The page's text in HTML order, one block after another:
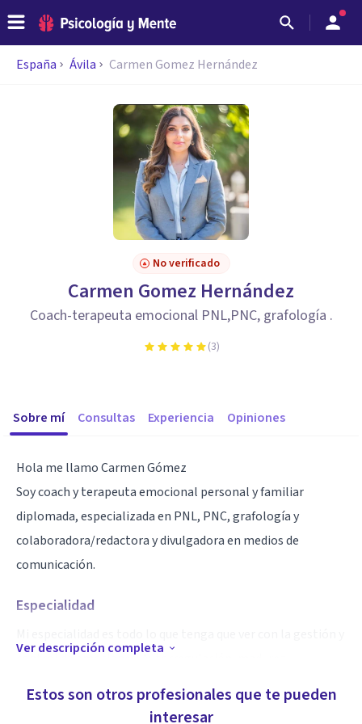
España Ávila Carmen Gomez Hernández
No verificado
Carmen Gomez Hernández
Coach-terapeuta emocional PNL,PNC, grafología .
(3)
Sobre mí Consultas Experiencia Opiniones
Hola me llamo Carmen Gómez
Soy coach y terapeuta emocional personal y familiar
diplomada, especializada en PNL, PNC, grafología y
colaboradora/redactora y divulgadora en medios de
comunicación.
Especialidad
control de emociones: Autorregulación, madurez
relaciones laborales, adicciones, insomnio, rumiación,
Ver descripción completa
Estos son otros profesionales que te pueden
interesar